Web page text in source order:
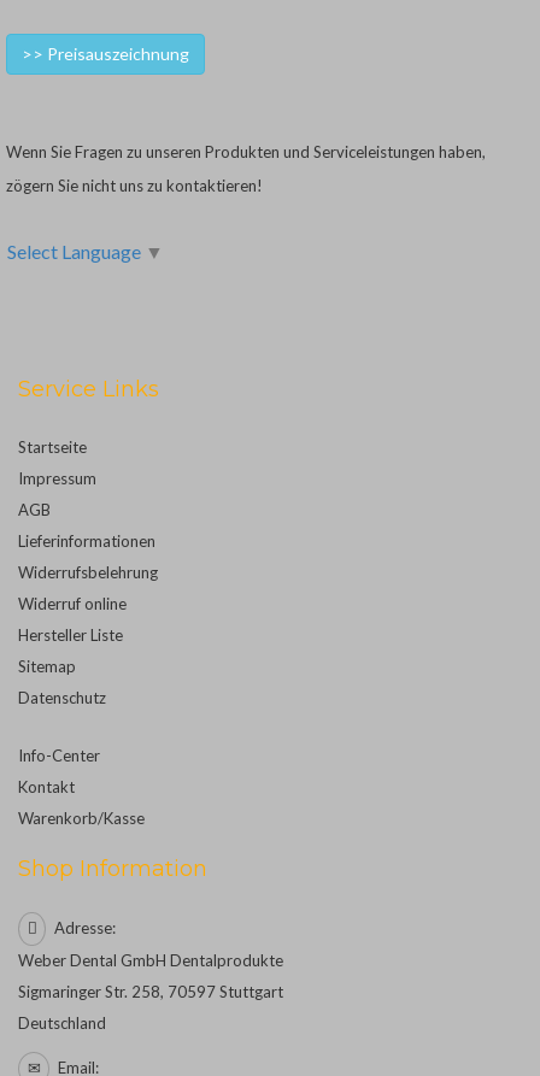
>> Preisauszeichnung
Wenn Sie Fragen zu unseren Produkten und Serviceleistungen haben,
zögern Sie nicht uns zu kontaktieren!
Select Language ▼
Service Links
Startseite
Impressum
AGB
Lieferinformationen
Widerrufsbelehrung
Widerruf online
Hersteller Liste
Sitemap
Datenschutz
Info-Center
Kontakt
Warenkorb/Kasse
Shop Information
Adresse:
Weber Dental GmbH Dentalprodukte
Sigmaringer Str. 258, 70597 Stuttgart
Deutschland
Email: